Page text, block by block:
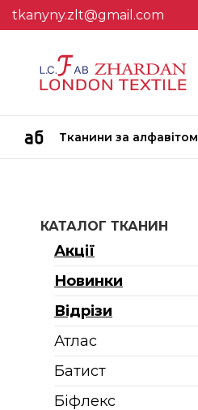
tkanyny.zlt@gmail.com
Тканини за алфавітом
КАТАЛОГ ТКАНИН
Акції
Новинки
Відрізи
Атлас
Батист
Біфлекс